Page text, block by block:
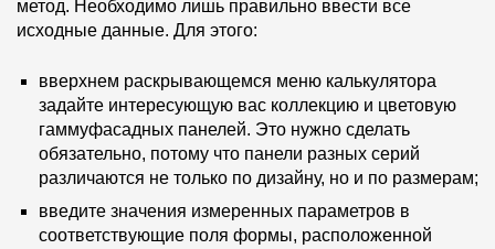
метод. Необходимо лишь правильно ввести все
исходные данные. Для этого:
вверхнем раскрывающемся меню калькулятора
задайте интересующую вас коллекцию и цветовую
гаммуфасадных панелей. Это нужно сделать
обязательно, потому что панели разных серий
различаются не только по дизайну, но и по размерам;
введите значения измеренных параметров в
соответствующие поля формы, расположенной